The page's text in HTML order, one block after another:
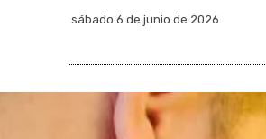
sábado 6 de junio de 2026